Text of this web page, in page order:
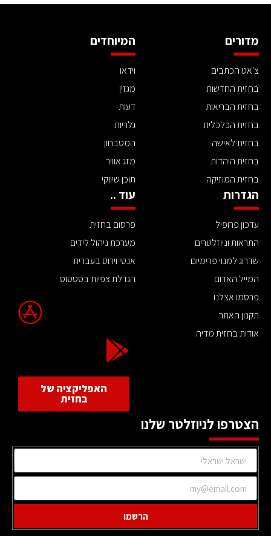
מדורים
צ'אט הכתבים
בחזית החדשות
בחזית הבריאות
בחזית הכלכלית
בחזית לאישה
בחזית היהדות
בחזית המוזיקה
המיוחדים
וידאו
מגזין
דעות
גלריות
המטבחון
מזג אוויר
תוכן שיווקי
הגדרות
עדכון פרופיל
התראות וניוזלטרים
שדרוג למנוי פרימיום
המייל האדום
פרסמו אצלנו
תקנון האתר
אודות בחזית מדיה
עוד ..
פרסום בחזית
מערכת ניהול לידים
אנטי וירוס בעברית
הגדלת צפיות בסטטוס
האפליקציה של
בחזית
הצטרפו לניוזלטר שלנו
הרשמו